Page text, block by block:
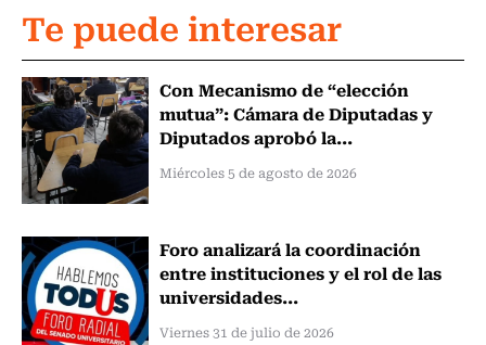
Te puede interesar
Con Mecanismo de “elección
mutua”: Cámara de Diputadas y
Diputados aprobó la...
Miércoles 5 de agosto de 2026
Foro analizará la coordinación
entre instituciones y el rol de las
universidades...
Viernes 31 de julio de 2026